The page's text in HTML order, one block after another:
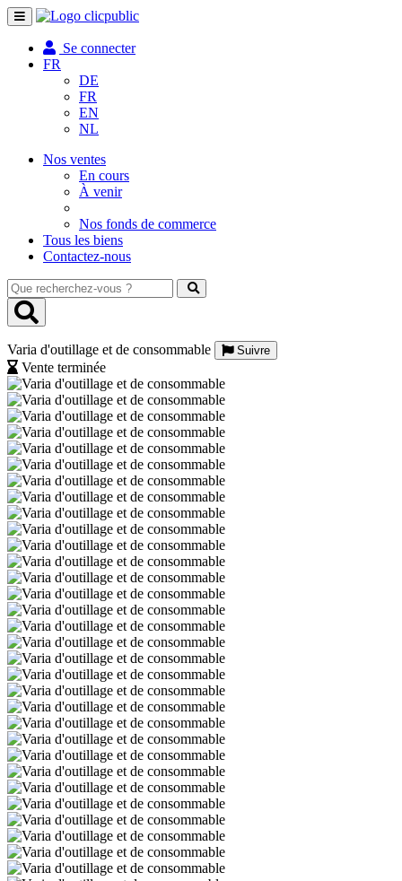
Toggle
navigation
Se connecter
FR
DE
FR
EN
NL
Nos ventes
En cours
À venir
Nos fonds de commerce
Tous les biens
Contactez-nous
Que
recherchez-
vous
Varia d'outillage et de consommable
Suivre
Vente terminée